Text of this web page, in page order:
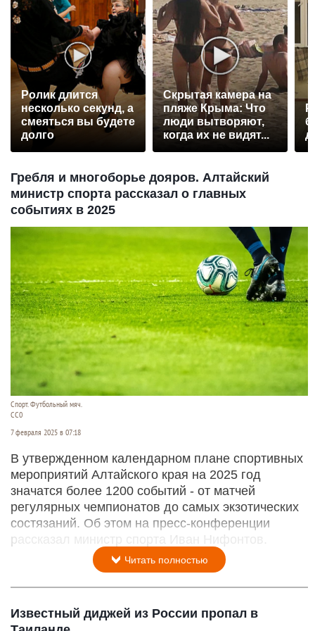
Ролик длится
несколько секунд, а
смеяться вы будете
долго
Скрытая камера на
пляже Крыма: Что
люди вытворяют,
когда их не видят...
Гребля и многоборье дояров. Алтайский
министр спорта рассказал о главных
событиях в 2025
Спорт. Футбольный мяч.
CC0
7 февраля 2025 в 07:18
В утвержденном календарном плане спортивных
мероприятий Алтайского края на 2025 год
значатся более 1200 событий - от матчей
регулярных чемпионатов до самых экзотических
состязаний. Об этом на пресс-конференции
рассказал министр спорта Иван Нифонтов.
Читать полностью
Известный диджей из России пропал в